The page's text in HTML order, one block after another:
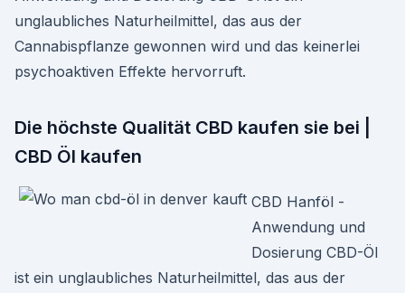
unglaubliches Naturheilmittel, das aus der
Cannabispflanze gewonnen wird und das keinerlei
psychoaktiven Effekte hervorruft.
Die höchste Qualität CBD kaufen sie bei |
CBD Öl kaufen
CBD Hanföl -
Anwendung und
Dosierung CBD-Öl
ist ein unglaubliches Naturheilmittel, das aus der